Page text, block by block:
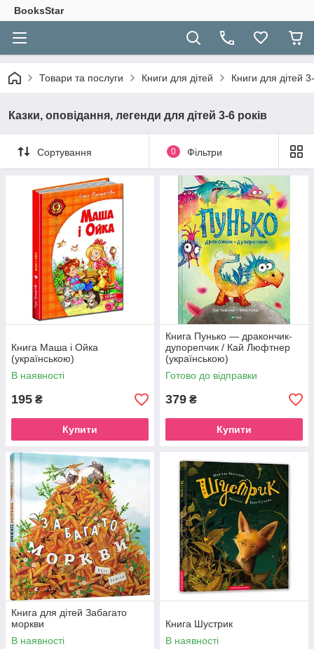
BooksStar
Товари та послуги Книги для дітей Книги для дітей
Казки, оповідання, легенди для дітей 3-6 років
Сортування 0 Фільтри
Книга Маша і Ойка
(українською)
В наявності
195 ₴
Купити
Книга Пунько — дракончик-
дупорепчик / Кай Люфтнер
(українською)
Готово до відправки
379 ₴
Купити
Книга для дітей Забагато
моркви
В наявності
Книга Шустрик
В наявності